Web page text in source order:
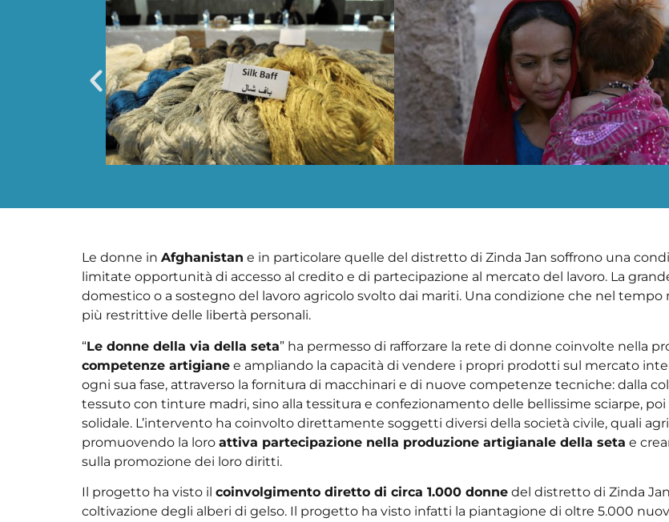
Le donne in Afghanistan e in particolare quelle del distretto di Zinda Jan soffrono una
limitate opportunità di accesso al credito e di partecipazione al mercato del lavoro. La
domestico o a sostegno del lavoro agricolo svolto dai mariti. Una condizione che nel
più restrittive delle libertà personali.
“Le donne della via della seta” ha permesso di rafforzare la rete di donne coinvolte nella
competenze artigiane e ampliando la capacità di vendere i propri prodotti sul mercato
ogni sua fase, attraverso la fornitura di macchinari e di nuove competenze tecniche: dalla
tessuto con tinture madri, sino alla tessitura e confezionamento delle bellissime sciarpe,
solidale. L’intervento ha coinvolto direttamente soggetti diversi della società civile, quali
promuovendo la loro attiva partecipazione nella produzione artigianale della seta e
sulla promozione dei loro diritti.
Il progetto ha visto il coinvolgimento diretto di circa 1.000 donne del distretto di Zinda
coltivazione degli alberi di gelso. Il progetto ha visto infatti la piantagione di oltre 5.000